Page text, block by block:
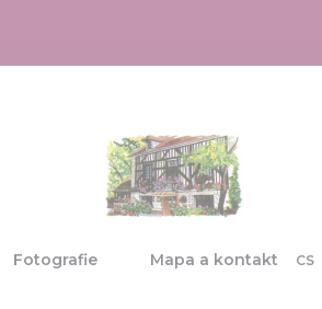
Fotografie ((otevře se v novém
((otevře se v novém
Mapa a kontakt CS